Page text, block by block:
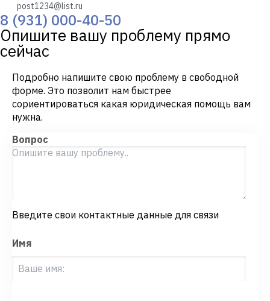
post1234@list.ru
8 (931) 000-40-50
Опишите вашу проблему прямо
сейчас
Подробно напишите свою проблему в свободной
форме. Это позволит нам быстрее
сориентироваться какая юридическая помощь вам
нужна.
Вопрос
Введите свои контактные данные для связи
Имя